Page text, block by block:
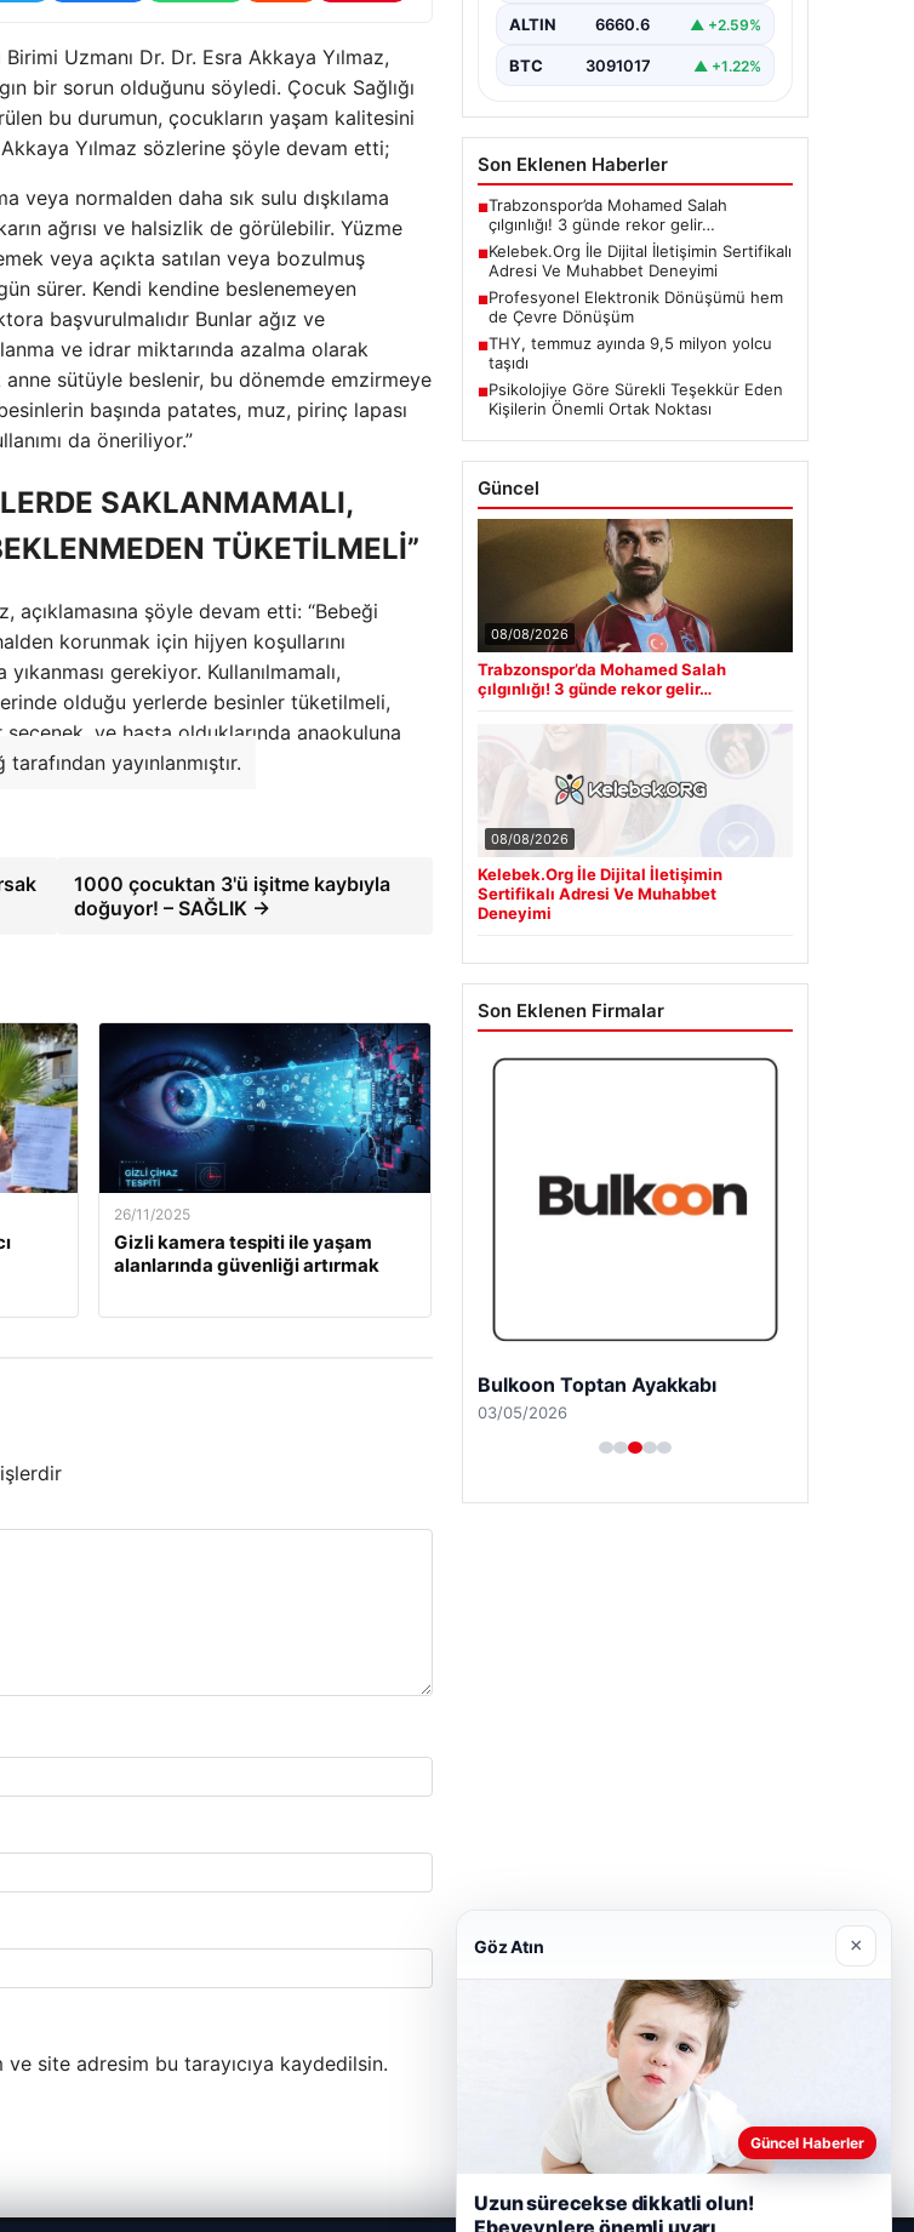
Uzmanı Dr. Dr. Esra Akkaya Yılmaz,
bir sorun olduğunu söyledi. Çocuk Sağlığı
bu durumun, çocukların yaşam kalitesini
Yılmaz sözlerine şöyle devam etti;
veya normalden daha sık sulu dışkılama
ağrısı ve halsizlik de görülebilir. Yüzme
veya açıkta satılan veya bozulmuş
sürer. Kendi kendine beslenemeyen
başvurulmalıdır Bunlar ağız ve
ve idrar miktarında azalma olarak
anne sütüyle beslenir, bu dönemde emzirmeye
başında patates, muz, pirinç lapası
da öneriliyor.”
SAKLANMAMALI,
TÜKETİLMELİ”
açıklamasına şöyle devam etti: “Bebeği
korunmak için hijyen koşullarını
gerekiyor. Kullanılmamalı,
olduğu yerlerde besinler tüketilmeli,
ve hasta olduklarında anaokuluna
yayınlanmıştır.
1000 çocuktan 3'ü işitme kaybıyla
doğuyor! – SAĞLIK →
26/11/2025
Gizli kamera tespiti ile yaşam
alanlarında güvenliği artırmak
site adresim bu tarayıcıya kaydedilsin.
ALTIN 6660.6 ▲ +2.59%
BTC 3091017 ▲ +1.22%
Son Eklenen Haberler
■Trabzonspor’da Mohamed Salah
çılgınlığı! 3 günde rekor gelir…
■Kelebek.Org İle Dijital İletişimin Sertifikalı
Adresi Ve Muhabbet Deneyimi
■Profesyonel Elektronik Dönüşümü hem
de Çevre Dönüşüm
■THY, temmuz ayında 9,5 milyon yolcu
taşıdı
■Psikolojiye Göre Sürekli Teşekkür Eden
Kişilerin Önemli Ortak Noktası
Güncel
08/08/2026
Trabzonspor’da Mohamed Salah
çılgınlığı! 3 günde rekor gelir…
08/08/2026
Kelebek.Org İle Dijital İletişimin
Sertifikalı Adresi Ve Muhabbet
Deneyimi
Son Eklenen Firmalar
Bulkoon Toptan Ayakkabı
03/05/2026
Göz Atın ×
Güncel Haberler
Uzun sürecekse dikkatli olun!
Ebeveynlere önemli uyarı